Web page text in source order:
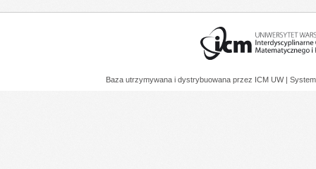
Baza utrzymywana i dystrybuowana przez ICM UW |